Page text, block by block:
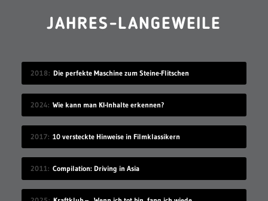
JAHRES-LANGEWEILE
2018 Die perfekte Maschine zum Steine-Flitschen
2024 Wie kann man KI-Inhalte erkennen?
2017 10 versteckte Hinweise in Filmklassikern
2011 Compilation: Driving in Asia